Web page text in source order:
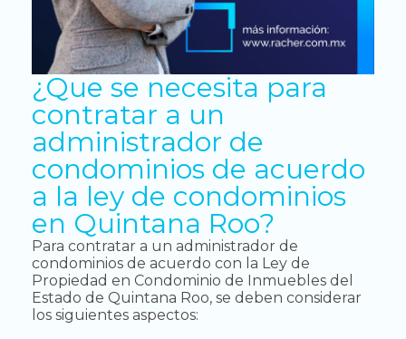
¿Que se necesita para
contratar a un
administrador de
condominios de acuerdo
a la ley de condominios
en Quintana Roo?
Para contratar a un administrador de
condominios de acuerdo con la Ley de
Propiedad en Condominio de Inmuebles del
Estado de Quintana Roo, se deben considerar
los siguientes aspectos: